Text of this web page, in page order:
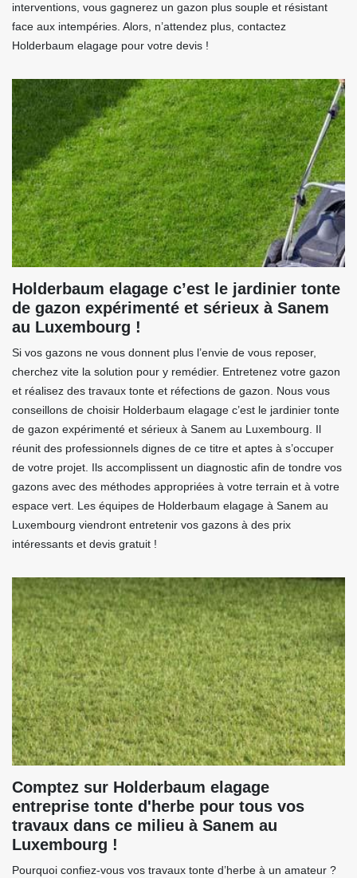
interventions, vous gagnerez un gazon plus souple et résistant
face aux intempéries. Alors, n’attendez plus, contactez
Holderbaum elagage pour votre devis !
Holderbaum elagage c’est le jardinier tonte
de gazon expérimenté et sérieux à Sanem
au Luxembourg !
Si vos gazons ne vous donnent plus l’envie de vous reposer,
cherchez vite la solution pour y remédier. Entretenez votre gazon
et réalisez des travaux tonte et réfections de gazon. Nous vous
conseillons de choisir Holderbaum elagage c’est le jardinier tonte
de gazon expérimenté et sérieux à Sanem au Luxembourg. Il
réunit des professionnels dignes de ce titre et aptes à s’occuper
de votre projet. Ils accomplissent un diagnostic afin de tondre vos
gazons avec des méthodes appropriées à votre terrain et à votre
espace vert. Les équipes de Holderbaum elagage à Sanem au
Luxembourg viendront entretenir vos gazons à des prix
intéressants et devis gratuit !
Comptez sur Holderbaum elagage
entreprise tonte d'herbe pour tous vos
travaux dans ce milieu à Sanem au
Luxembourg !
Pourquoi confiez-vous vos travaux tonte d’herbe à un amateur ?